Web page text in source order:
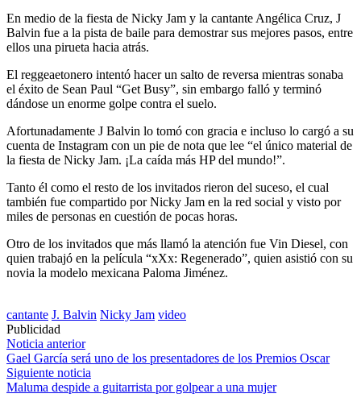
En medio de la fiesta de Nicky Jam y la cantante Angélica Cruz, J
Balvin fue a la pista de baile para demostrar sus mejores pasos, entre
ellos una pirueta hacia atrás.
El reggeaetonero intentó hacer un salto de reversa mientras sonaba
el éxito de Sean Paul “Get Busy”, sin embargo falló y terminó
dándose un enorme golpe contra el suelo.
Afortunadamente J Balvin lo tomó con gracia e incluso lo cargó a su
cuenta de Instagram con un pie de nota que lee “el único material de
la fiesta de Nicky Jam. ¡La caída más HP del mundo!”.
Tanto él como el resto de los invitados rieron del suceso, el cual
también fue compartido por Nicky Jam en la red social y visto por
miles de personas en cuestión de pocas horas.
Otro de los invitados que más llamó la atención fue Vin Diesel, con
quien trabajó en la película “xXx: Regenerado”, quien asistió con su
novia la modelo mexicana Paloma Jiménez.
cantante J. Balvin Nicky Jam video
Publicidad
Navegación
de
entradas
Noticia anterior
Gael García será uno de los presentadores de los Premios Oscar
Siguiente noticia
Maluma despide a guitarrista por golpear a una mujer